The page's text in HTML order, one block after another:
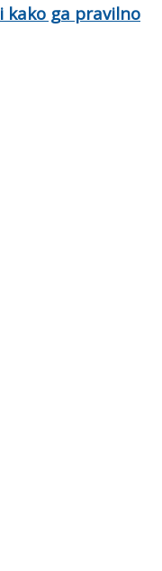
kako ga pravilno